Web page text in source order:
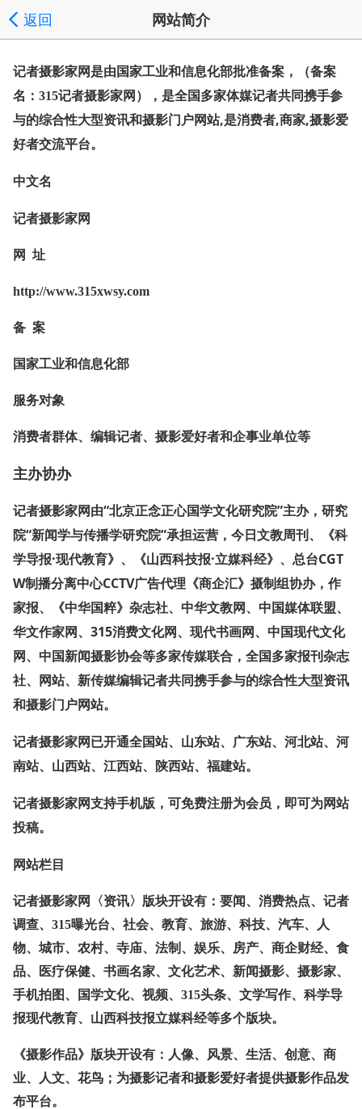
返回 网站简介
记者摄影家网是由国家工业和信息化部批准备案，（备案
名：315记者摄影家网）
，是全国多家体媒记者共同携手参
与的综合性大型资讯和摄影门户网站,是消费者,商家,摄影爱
好者交流平台。
中文名
记者摄影家网
网 址
http://www.315xwsy.com
备 案
国家工业和信息化部
服务对象
消费者群体、编辑记者、摄影爱好者和企事业单位等
主办协办
记者摄影家网由“北京正念正心国学文化研究院”主办，研究
院“新闻学与传播学研究院”承担运营，今日文教周刊、《科
学导报·现代教育》、《山西科技报·立媒科经》、总台CGT
W制播分离中心CCTV广告代理《商企汇》摄制组协办，作
家报、《中华国粹》杂志社、中华文教网、中国媒体联盟、
华文作家网、315消费文化网、现代书画网、中国现代文化
网、中国新闻摄影协会等多家传媒联合，全国多家报刊杂志
社、网站、新传媒编辑记者共同携手参与的综合性大型资讯
和摄影门户网站。
记者摄影家网已开通全国站、山东站、广东站、河北站、河
南站、山西站、江西站、陕西站、福建站。
记者摄影家网支持手机版，可免费注册为会员，即可为网站
投稿。
网站栏目
记者摄影家网〈资讯〉版块开设有：要闻、消费热点、记者
调查、315曝光台、社会、教育、旅游、科技、汽车、人
物、城市、农村、寺庙、法制、娱乐、房产、商企财经、食
品、医疗保健、书画名家、文化艺术、新闻摄影、摄影家、
手机拍图、国学文化、视频、315头条、文学写作、科学导
报现代教育、山西科技报立媒科经等多个版块。
《摄影作品》版块开设有：人像、风景、生活、创意、商
业、人文、花鸟；为摄影记者和摄影爱好者提供摄影作品发
布平台。